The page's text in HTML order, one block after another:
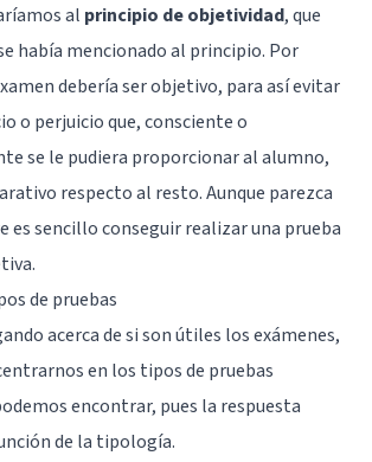
al principio de objetividad, que
había mencionado al principio. Por
debería ser objetivo, para así evitar
o perjuicio que, consciente o
se le pudiera proporcionar al alumno,
respecto al resto. Aunque parezca
es sencillo conseguir realizar una prueba
de pruebas
acerca de si son útiles los exámenes,
en los tipos de pruebas
encontrar, pues la respuesta
de la tipología.